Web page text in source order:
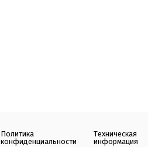
Политика
конфиденциальности
Техническая
информация